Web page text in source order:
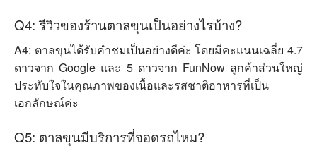
Q4: รีวิวของร้านตาลขุนเป็นอย่างไรบ้าง?
A4: ตาลขุนได้รับคำชมเป็นอย่างดีค่ะ โดยมีคะแนนเฉลี่ย 4.7
ดาวจาก Google และ 5 ดาวจาก FunNow ลูกค้าส่วนใหญ่
ประทับใจในคุณภาพของเนื้อและรสชาติอาหารที่เป็น
เอกลักษณ์ค่ะ
Q5: ตาลขุนมีบริการที่จอดรถไหม?